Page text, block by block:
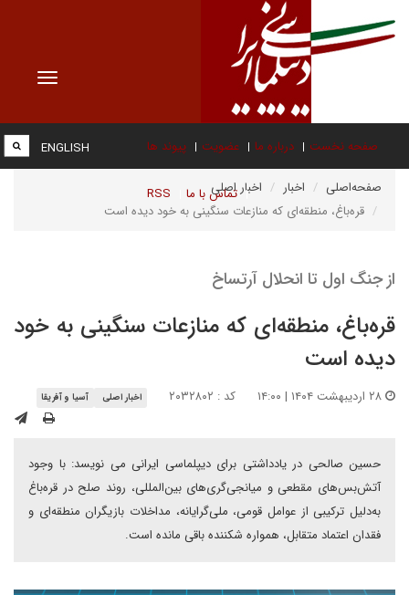
Toggle
صفحه نخست درباره ما عضویت پیوند ها
تماس با ما RSS
ENGLISH
صفحه‌اصلی اخبار
اخبار اصلی
قره‌باغ، منطقه‌ای که منازعات سنگینی به خود دیده است
از جنگ اول تا انحلال آرتساخ
قره‌باغ، منطقه‌ای که منازعات سنگینی به خود
دیده است
کد : ۲۰۳۲۸۰۲ اخبار اصلی آسیا و آفریقا
حسین صالحی در یادداشتی برای دیپلماسی ایرانی می نویسد: با وجود
آتش‌بس‌های مقطعی و میانجی‌گری‌های بین‌المللی، روند صلح در قره‌باغ
به‌دلیل ترکیبی از عوامل قومی، ملی‌گرایانه، مداخلات بازیگران منطقه‌ای و
فقدان اعتماد متقابل، همواره شکننده باقی مانده است.